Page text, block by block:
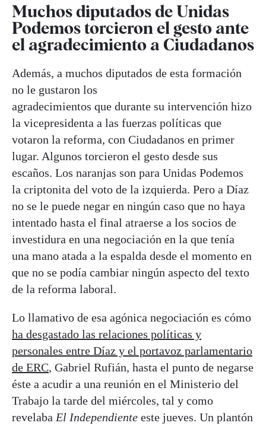
Muchos diputados de Unidas
Podemos torcieron el gesto ante
el agradecimiento a Ciudadanos
Además, a muchos diputados de esta formación
no le gustaron los
agradecimientos que durante su intervención hizo
la vicepresidenta a las fuerzas políticas que
votaron la reforma, con Ciudadanos en primer
lugar. Algunos torcieron el gesto desde sus
escaños. Los naranjas son para Unidas Podemos
la criptonita del voto de la izquierda. Pero a Díaz
no se le puede negar en ningún caso que no haya
intentado hasta el final atraerse a los socios de
investidura en una negociación en la que tenía
una mano atada a la espalda desde el momento en
que no se podía cambiar ningún aspecto del texto
de la reforma laboral.
Lo llamativo de esa agónica negociación es cómo
ha desgastado las relaciones políticas y
personales entre Díaz y el portavoz parlamentario
de ERC, Gabriel Rufián, hasta el punto de negarse
éste a acudir a una reunión en el Ministerio del
Trabajo la tarde del miércoles, tal y como
revelaba El Independiente este jueves. Un plantón